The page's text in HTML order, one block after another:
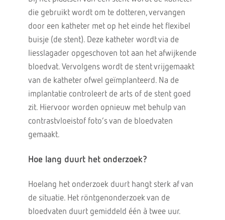
die gebruikt wordt om te dotteren, vervangen
door een katheter met op het einde het flexibel
buisje (de stent). Deze katheter wordt via de
liesslagader opgeschoven tot aan het afwijkende
bloedvat. Vervolgens wordt de stent vrijgemaakt
van de katheter ofwel geïmplanteerd. Na de
implantatie controleert de arts of de stent goed
zit. Hiervoor worden opnieuw met behulp van
contrastvloeistof foto’s van de bloedvaten
gemaakt.
Hoe lang duurt het onderzoek?
Hoelang het onderzoek duurt hangt sterk af van
de situatie. Het röntgenonderzoek van de
bloedvaten duurt gemiddeld één à twee uur.